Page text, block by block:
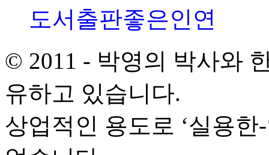
도서출판좋은인연
© 2011 - 박영의 박사와
유하고 있습니다.
상업적인 용도로 ‘실용